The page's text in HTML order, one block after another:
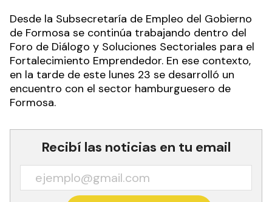
Desde la Subsecretaría de Empleo del Gobierno
de Formosa se continúa trabajando dentro del
Foro de Diálogo y Soluciones Sectoriales para el
Fortalecimiento Emprendedor. En ese contexto,
en la tarde de este lunes 23 se desarrolló un
encuentro con el sector hamburguesero de
Formosa.
Recibí las noticias en tu email